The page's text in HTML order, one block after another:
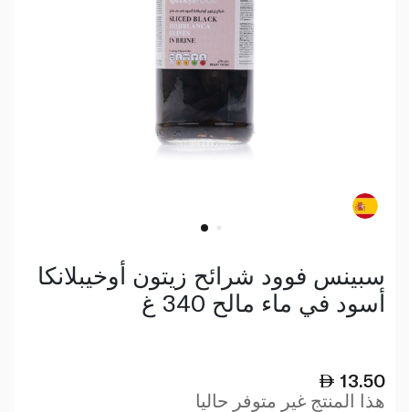
سبينس فوود شرائح زيتون أوخيبلانكا
أسود في ماء مالح 340 غ
13.50
هذا المنتج غير متوفر حاليا